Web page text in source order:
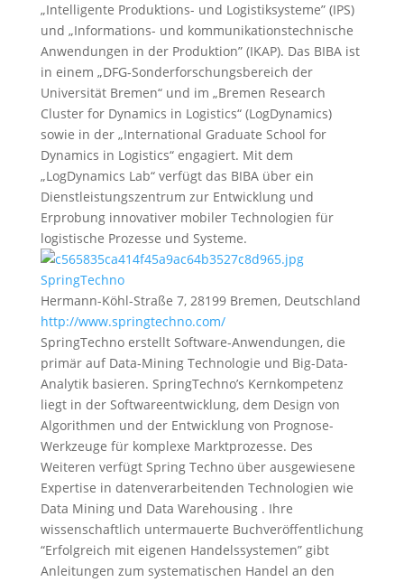
„Intelligente Produktions- und Logistiksysteme” (IPS)
und „Informations- und kommunikationstechnische
Anwendungen in der Produktion” (IKAP). Das BIBA ist
in einem „DFG-Sonderforschungsbereich der
Universität Bremen“ und im „Bremen Research
Cluster for Dynamics in Logistics“ (LogDynamics)
sowie in der „International Graduate School for
Dynamics in Logistics“ engagiert. Mit dem
„LogDynamics Lab“ verfügt das BIBA über ein
Dienstleistungszentrum zur Entwicklung und
Erprobung innovativer mobiler Technologien für
logistische Prozesse und Systeme.
SpringTechno
Hermann-Köhl-Straße 7, 28199 Bremen, Deutschland
http://www.springtechno.com/
SpringTechno erstellt Software-Anwendungen, die
primär auf Data-Mining Technologie und Big-Data-
Analytik basieren. SpringTechno’s Kernkompetenz
liegt in der Softwareentwicklung, dem Design von
Algorithmen und der Entwicklung von Prognose-
Werkzeuge für komplexe Marktprozesse. Des
Weiteren verfügt Spring Techno über ausgewiesene
Expertise in datenverarbeitenden Technologien wie
Data Mining und Data Warehousing . Ihre
wissenschaftlich untermauerte Buchveröffentlichung
“Erfolgreich mit eigenen Handelssystemen” gibt
Anleitungen zum systematischen Handel an den